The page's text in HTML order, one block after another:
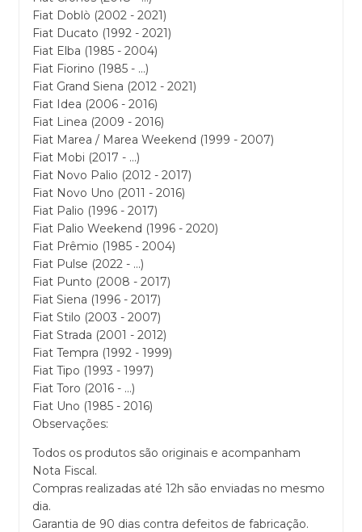
Fiat Doblò (2002 - 2021)
Fiat Ducato (1992 - 2021)
Fiat Elba (1985 - 2004)
Fiat Fiorino (1985 - ...)
Fiat Grand Siena (2012 - 2021)
Fiat Idea (2006 - 2016)
Fiat Linea (2009 - 2016)
Fiat Marea / Marea Weekend (1999 - 2007)
Fiat Mobi (2017 - ...)
Fiat Novo Palio (2012 - 2017)
Fiat Novo Uno (2011 - 2016)
Fiat Palio (1996 - 2017)
Fiat Palio Weekend (1996 - 2020)
Fiat Prêmio (1985 - 2004)
Fiat Pulse (2022 - ...)
Fiat Punto (2008 - 2017)
Fiat Siena (1996 - 2017)
Fiat Stilo (2003 - 2007)
Fiat Strada (2001 - 2012)
Fiat Tempra (1992 - 1999)
Fiat Tipo (1993 - 1997)
Fiat Toro (2016 - ...)
Fiat Uno (1985 - 2016)
Observações:
Todos os produtos são originais e acompanham
Nota Fiscal.
Compras realizadas até 12h são enviadas no mesmo
dia.
Garantia de 90 dias contra defeitos de fabricação.